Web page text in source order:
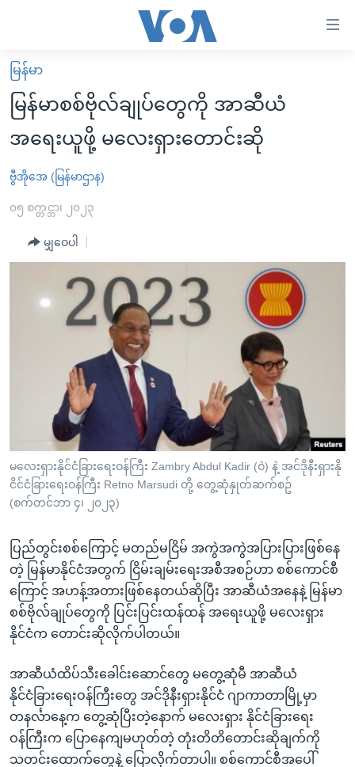
လွယ်ကူ
စေ
များ
ပင်မ
ကြည့်
ရန်
ရှာဖွေ
နေရာ
သို့
ကျော်
ရန်
မူလစာမျက်နှာ
မြန်မာ
ကမ္ဘာ့သတင်းများ
နိုင်ငံတကာ
အစ္စရေး-ပါလက်စတိုင်း
ဗွီဒီယို
အင်္ဂလိပ်စာလေ့လာမယ်
အမေရိကန်သုံးအီဒီယံ
မကြေးမုံရဲ့ အင်္ဂလိပ်စာ
ရုပ်ရှင်ထဲက အင်္ဂလိပ်စာ
သုတပဒေသာ အင်္ဂလိပ်စာ
အပတ်စဉ်ကဏ္ဍများ
ရေဒီယို
ရေဒီယိုနှင့်ရုပ်သံ အချက်အလက်များ
ရေဒီယို/တီဗွီအစီအစဉ်
Learning English
ဗွီအိုအေ လူမှုကွန်ယက်များ
ဘာသာစကားများ
မြန်မာ
မြန်မာစစ်ဗိုလ်ချုပ်တွေကို အာဆီယံ
အရေးယူဖို့ မလေးရှားတောင်းဆို
ဗွီအိုအေ (မြန်မာဌာန)
၀၅ စက္တင္ဘာ၊ ၂၀၂၃
မျှဝေပါ
မလေးရှားနိုင်ငံခြားရေးဝန်ကြီး Zambry Abdul Kadir (ဝဲ) နဲ့ အင်ဒိုနီးရှားနို
ငိင်ငံခြားရေးဝန်ကြီး Retno Marsudi တို့ တွေ့ဆုံနှုတ်ဆက်စဥ်
(စက်တင်ဘာ ၄၊ ၂၀၂၃)
ပြည်တွင်းစစ်ကြောင့် မတည်မငြိမ် အကွဲအကွဲအပြားပြားဖြစ်နေ
တဲ့ မြန်မာနိုင်ငံအတွက် ငြိမ်းချမ်းရေးအစီအစဉ်ဟာ စစ်ကောင်စီ
ကြောင့် အဟန့်အတားဖြစ်နေတယ်ဆိုပြီး အာဆီယံအနေနဲ့ မြန်မာ
စစ်ဗိုလ်ချုပ်တွေကို ပြင်းပြင်းထန်ထန် အရေးယူဖို့ မလေးရှား
နိုင်ငံက တောင်းဆိုလိုက်ပါတယ်။
အာဆီယံထိပ်သီးခေါင်းဆောင်တွေ မတွေ့ဆုံမီ အာဆီယံ
နိုင်ငံခြားရေးဝန်ကြီးတွေ အင်ဒိုနီးရှားနိုင်ငံ ဂျာကာတာမြို့မှာ
တနင်္လာနေ့က တွေ့ဆုံပြီးတဲ့နောက် မလေးရှား နိုင်ငံခြားရေး
ဝန်ကြီးက ပြောနေကျမဟုတ်တဲ့ တုံးတိတိတောင်းဆိုချက်ကို
သတင်းထောက်တွေနဲ့ ပြောလိုက်တာပါ။ စစ်ကောင်စီအပေါ်